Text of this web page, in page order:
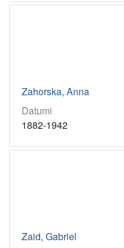
Zahorska, Anna
Datumi
1882-1942
Zaid, Gabriel